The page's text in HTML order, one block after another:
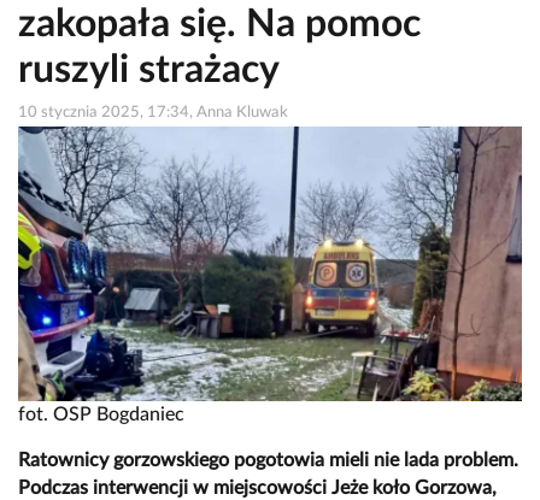
zakopała się. Na pomoc
ruszyli strażacy
10 stycznia 2025, 17:34, Anna Kluwak
fot. OSP Bogdaniec
Ratownicy gorzowskiego pogotowia mieli nie lada problem.
Podczas interwencji w miejscowości Jeże koło Gorzowa,